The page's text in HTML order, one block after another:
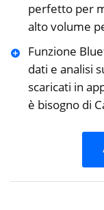
perfetto per
alto volume
Funzione
dati e analisi
scaricati in
è bisogno di